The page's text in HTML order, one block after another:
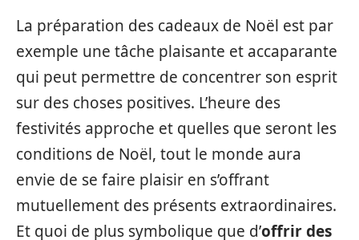
La préparation des cadeaux de Noël est par
exemple une tâche plaisante et accaparante
qui peut permettre de concentrer son esprit
sur des choses positives. L’heure des
festivités approche et quelles que seront les
conditions de Noël, tout le monde aura
envie de se faire plaisir en s’offrant
mutuellement des présents extraordinaires.
Et quoi de plus symbolique que d’offrir des